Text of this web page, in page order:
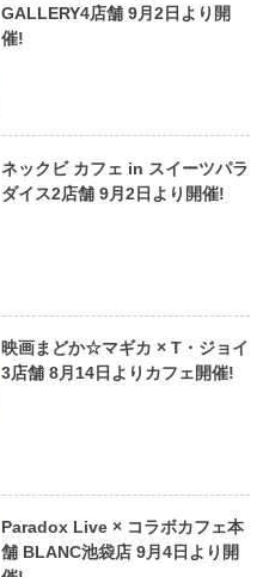
GALLERY4店舗 9月2日より開
催!
ネックビ カフェ in スイーツパラ
ダイス2店舗 9月2日より開催!
映画まどか☆マギカ × T・ジョイ
3店舗 8月14日よりカフェ開催!
Paradox Live × コラボカフェ本
舗 BLANC池袋店 9月4日より開